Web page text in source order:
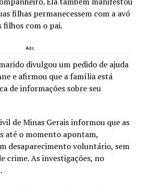
filhas permanecessem com a avó
filhos com o pai.
Ads
divulgou um pedido de ajuda
e afirmou que a família está
de informações sobre seu
de Minas Gerais informou que as
até o momento apontam,
desaparecimento voluntário, sem
crime. As investigações, no